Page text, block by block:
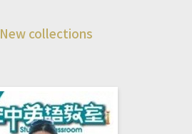
New collections